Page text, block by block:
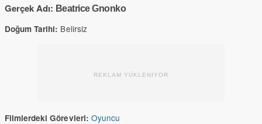
Gerçek Adı: Beatrice Gnonko
Doğum Tarihi: Belirsiz
REKLAM YÜKLENİYOR
Filmlerdeki Görevleri: Oyuncu